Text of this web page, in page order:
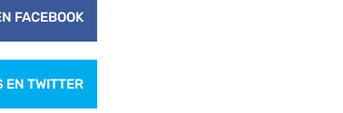
FACEBOOK
EN TWITTER